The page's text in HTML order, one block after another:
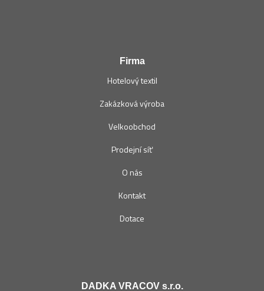
Firma
Hotelový textil
Zakázková výroba
Velkoobchod
Prodejní síť
O nás
Kontakt
Dotace
DADKA VRACOV s.r.o.